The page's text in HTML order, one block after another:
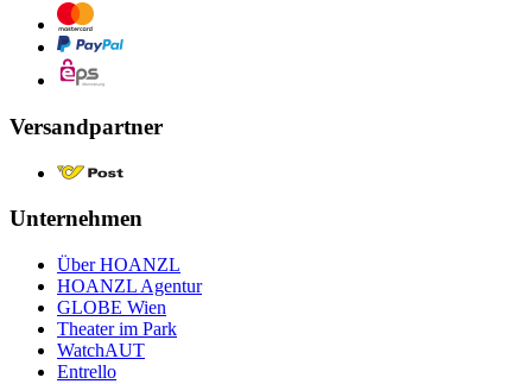
Versandpartner
Unternehmen
Über HOANZL
HOANZL Agentur
GLOBE Wien
Theater im Park
WatchAUT
Entrello